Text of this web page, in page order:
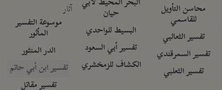
محاسن التأويل
للقاسمي
تفسير الثعالبي
تفسير السمرقندي
تفسير الثعلبي
البحر المحيط لأبي
حيان
البسيط للواحدي
تفسير أبي السعود
الكشاف للزمخشري
آثار
موسوعة التفسير
المأثور
الدر المنثور
تفسير ابن أبي حاتم
تفسير مقاتل